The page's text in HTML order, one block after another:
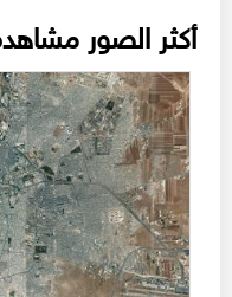
أكثر الصور مشاهدة